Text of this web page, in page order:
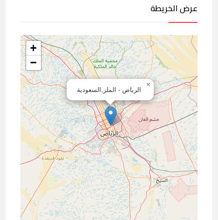
عرض الخريطة
الرياض - الملز,السعودية
×
+
−